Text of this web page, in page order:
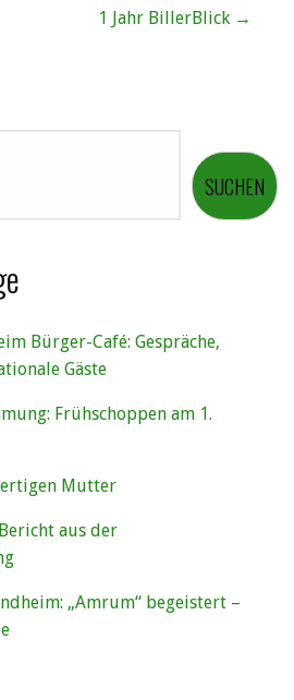
1 Jahr BillerBlick →
SUCHEN
Bürger-Café: Gespräche,
Gäste
Frühschoppen am 1.
Mutter
aus der
„Amrum“ begeistert –